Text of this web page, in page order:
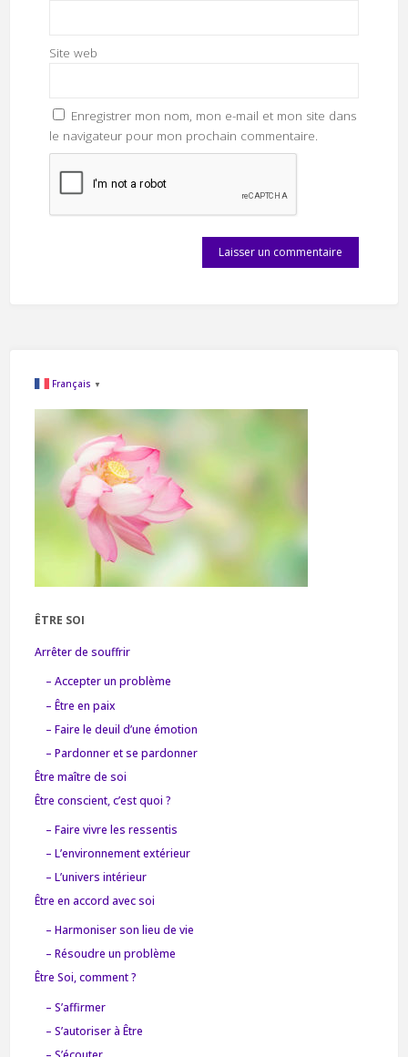
Site web
Enregistrer mon nom, mon e-mail et mon site dans
le navigateur pour mon prochain commentaire.
Français ▼
ÊTRE SOI
Arrêter de souffrir
– Accepter un problème
– Être en paix
– Faire le deuil d’une émotion
– Pardonner et se pardonner
Être maître de soi
Être conscient, c’est quoi ?
– Faire vivre les ressentis
– L’environnement extérieur
– L’univers intérieur
Être en accord avec soi
– Harmoniser son lieu de vie
– Résoudre un problème
Être Soi, comment ?
– S’affirmer
– S’autoriser à Être